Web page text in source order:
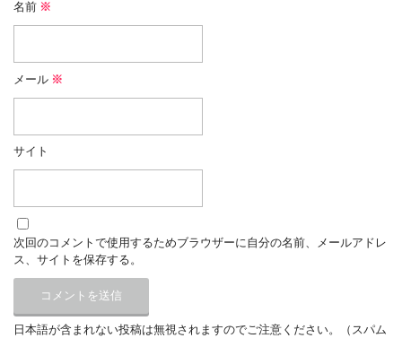
名前 ※
メール ※
サイト
次回のコメントで使用するためブラウザーに自分の名前、メールアドレ
ス、サイトを保存する。
日本語が含まれない投稿は無視されますのでご注意ください。（スパム